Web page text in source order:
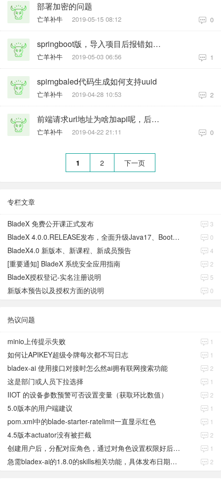
部署加密的问题
亡羊补牛 2019-05-15 08:12 0
springboot版，导入项目后报错如下图所示，求解
亡羊补牛 2019-05-03 06:56 1
spirngbaled​代码生成如何支持uuid
亡羊补牛 2019-04-28 10:53 2
前端请求url地址为啥加api呢，后端的注解里面也没看到有@RequestMapping("/api
亡羊补牛 2019-04-22 21:11 0
1 2 下一页
专栏文章
BladeX 免费公开课正式发布 3
BladeX 4.0.0.RELEASE发布，全面升级Java17、Boot3、Cloud2023 0
BladeX4.0 新版本、新课程、新成员预告 4
[重要通知] BladeX 系统安全应用指南 2
BladeX授权登记-实名注册说明 5
新版本预告以及授权方面的说明 0
热议问题
minio上传提示失败 1
如何让APIKEY超级令牌每次都不写日志 1
bladex-ai 使用接口对接时怎么然ai拥有联网搜索功能 2
这是部门或人员下拉选择 1
IIOT 的设备参数预警可否设置变量（获取环比数值） 2
5.0版本的用户端建议 1
pom.xml中的blade-starter-ratelimit一直显示红色 1
4.5版本actuator没有被拦截 2
创建用户后，分配对应角色，通过对角色设置权限好后，登录当前用户后。查看不到当前已分配对应角色权限数据 1
急需bladex-ai的1.8.0的skills相关功能，具体发布日期是多少号 2